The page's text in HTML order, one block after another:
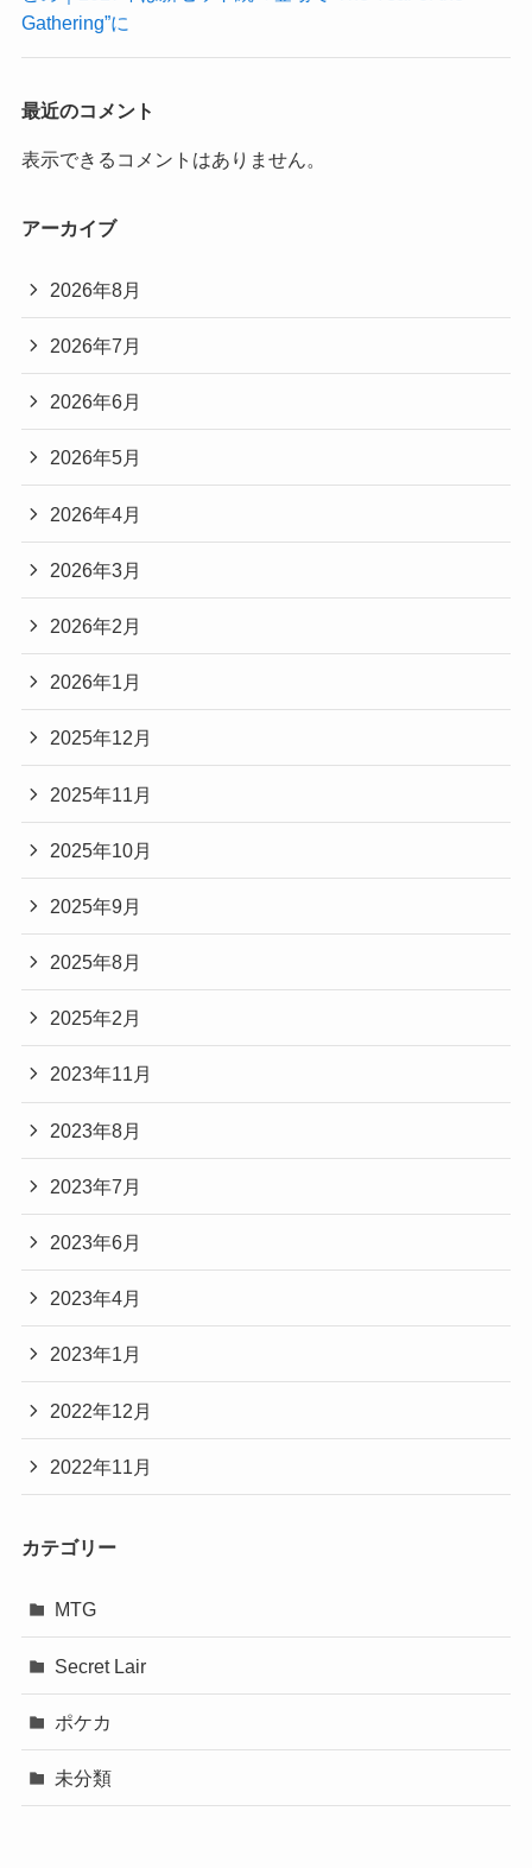
Gathering”に
最近のコメント
表示できるコメントはありません。
アーカイブ
2026年8月
2026年7月
2026年6月
2026年5月
2026年4月
2026年3月
2026年2月
2026年1月
2025年12月
2025年11月
2025年10月
2025年9月
2025年8月
2025年2月
2023年11月
2023年8月
2023年7月
2023年6月
2023年4月
2023年1月
2022年12月
2022年11月
カテゴリー
MTG
Secret Lair
ポケカ
未分類